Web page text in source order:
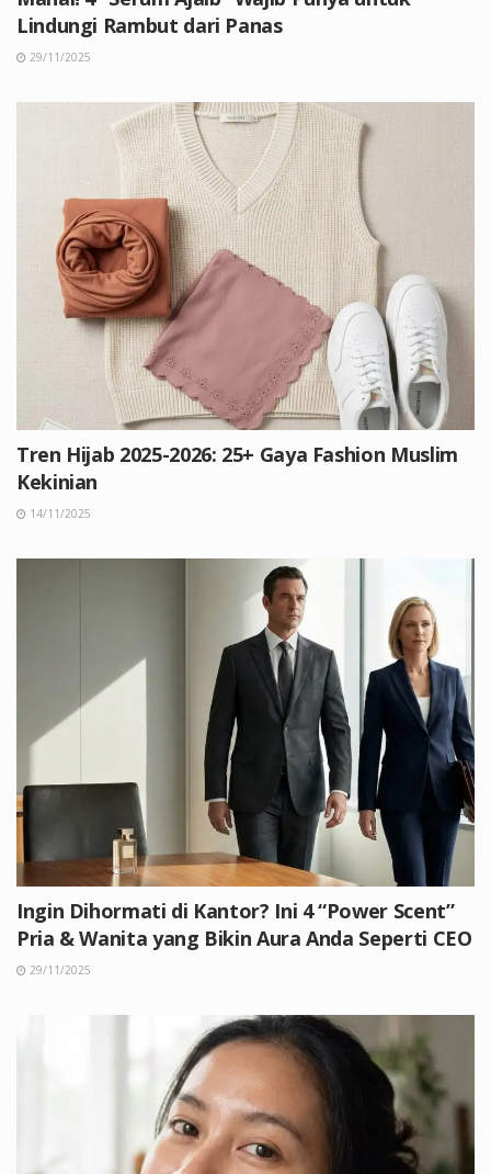
Lindungi Rambut dari Panas
29/11/2025
Tren Hijab 2025-2026: 25+ Gaya Fashion Muslim
Kekinian
14/11/2025
Ingin Dihormati di Kantor? Ini 4 “Power Scent”
Pria & Wanita yang Bikin Aura Anda Seperti CEO
29/11/2025